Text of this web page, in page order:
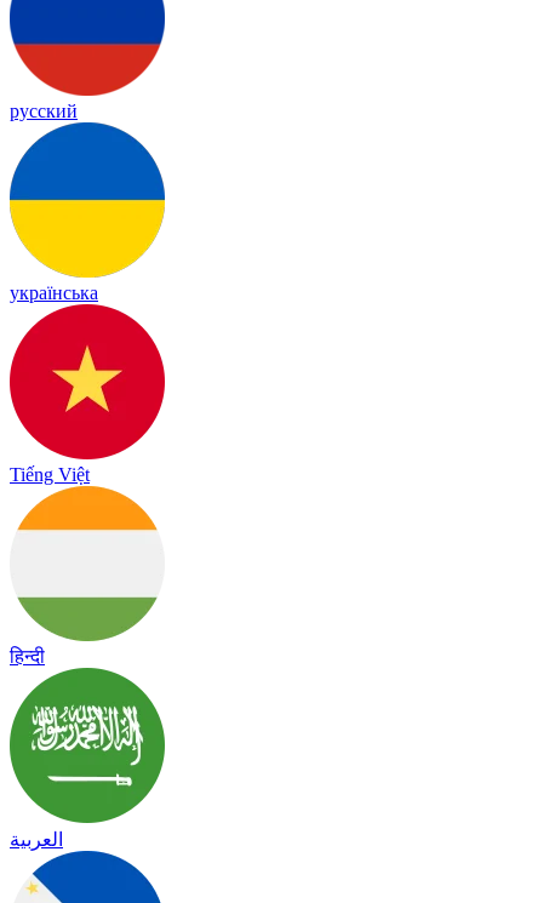
русский
українська
Tiếng Việt
हिन्दी
العربية